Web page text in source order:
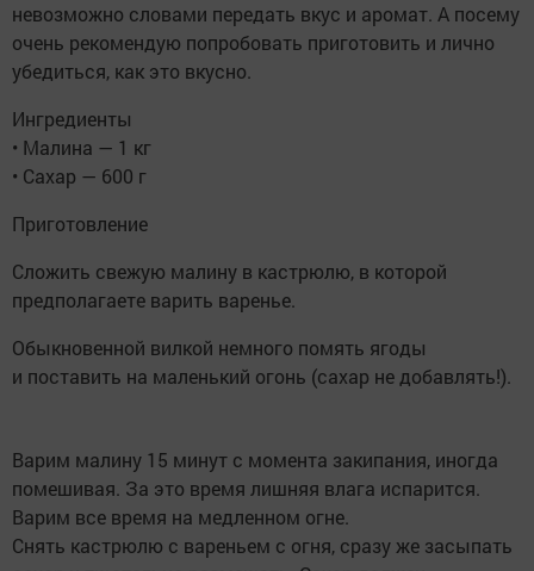
невозможно словами передать вкус и аромат. А посему
очень рекомендую попробовать приготовить и лично
убедиться, как это вкусно.
Ингредиенты
• Малина — 1 кг
• Сахар — 600 г
Приготовление
Сложить свежую малину в кастрюлю, в которой
предполагаете варить варенье.
Обыкновенной вилкой немного помять ягоды
и поставить на маленький огонь (сахар не добавлять!).
Варим малину 15 минут с момента закипания, иногда
помешивая. За это время лишняя влага испарится.
Варим все время на медленном огне.
Снять кастрюлю с вареньем с огня, сразу же засыпать